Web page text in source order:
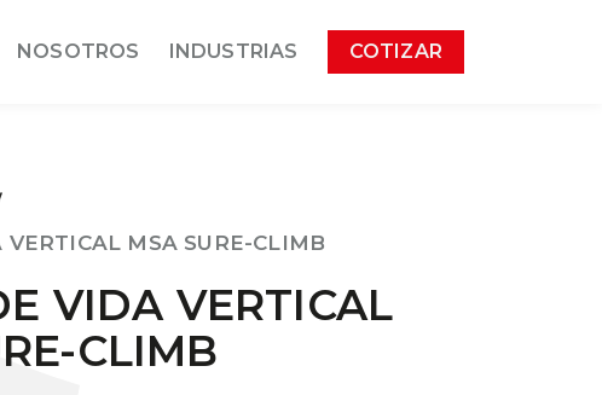
NOSOTROS INDUSTRIAS COTIZAR
MSA SURE-CLIMB
VIDA VERTICAL
CLIMB